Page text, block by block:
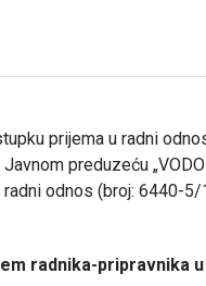
prijema u radni
preduzeću
odnos (broj: 6440-
radnika-pripravnika